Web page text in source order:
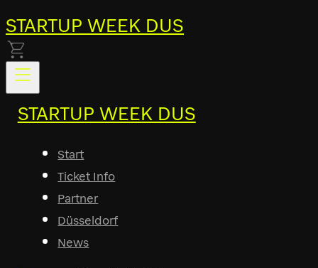
STARTUP WEEK DUS
STARTUP WEEK DUS
Start
Ticket Info
Partner
Düsseldorf
News